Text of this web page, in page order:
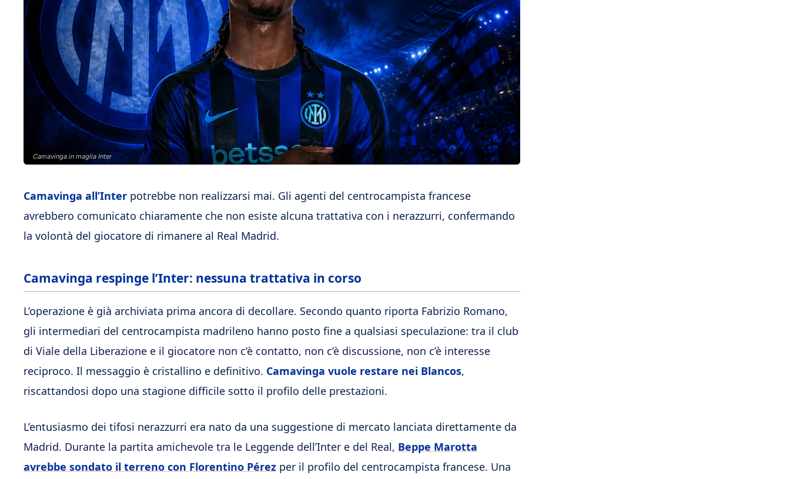
Camavinga in maglia Inter
Camavinga all’Inter potrebbe non realizzarsi mai. Gli agenti del centrocampista francese
avrebbero comunicato chiaramente che non esiste alcuna trattativa con i nerazzurri, confermando
la volontà del giocatore di rimanere al Real Madrid.
Camavinga respinge l’Inter: nessuna trattativa in corso
L’operazione è già archiviata prima ancora di decollare. Secondo quanto riporta Fabrizio Romano,
gli intermediari del centrocampista madrileno hanno posto fine a qualsiasi speculazione: tra il club
di Viale della Liberazione e il giocatore non c’è contatto, non c’è discussione, non c’è interesse
reciproco. Il messaggio è cristallino e definitivo. Camavinga vuole restare nei Blancos,
riscattandosi dopo una stagione difficile sotto il profilo delle prestazioni.
L’entusiasmo dei tifosi nerazzurri era nato da una suggestione di mercato lanciata direttamente da
Madrid. Durante la partita amichevole tra le Leggende dell’Inter e del Real, Beppe Marotta
avrebbe sondato il terreno con Florentino Pérez per il profilo del centrocampista francese. Una